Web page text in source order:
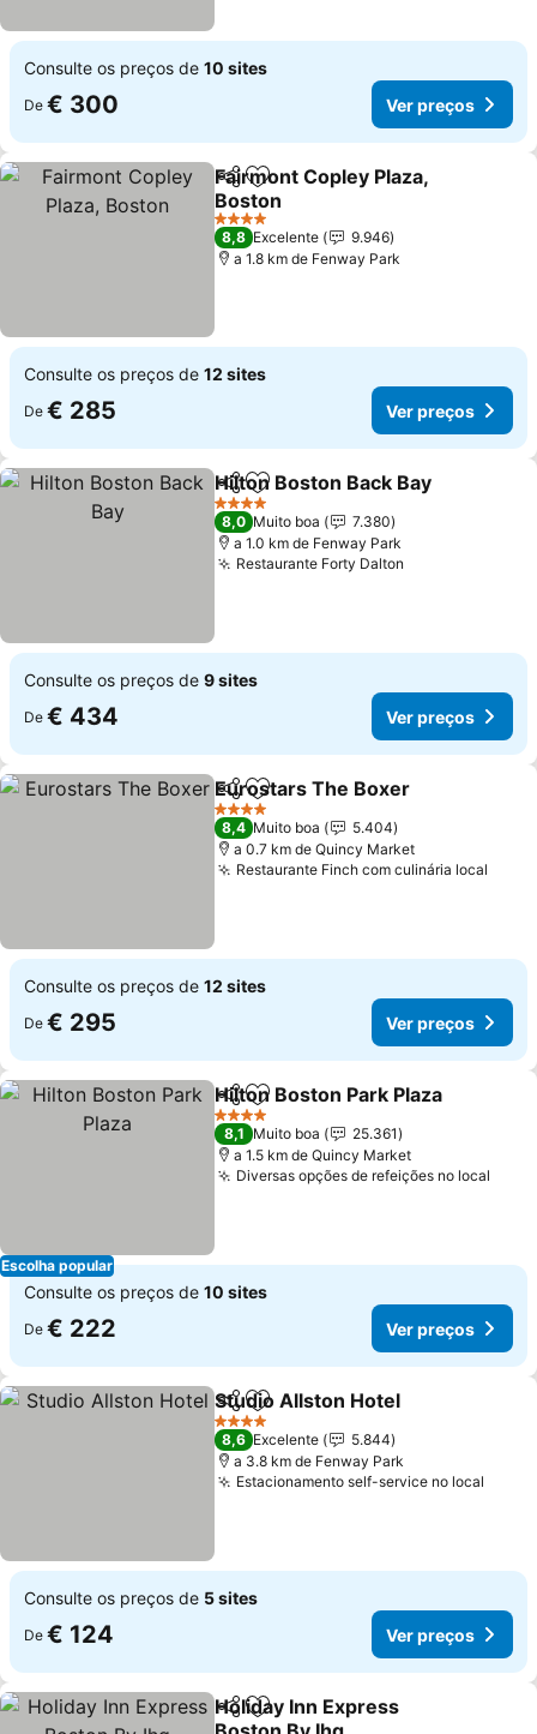
Consulte os preços de 10 sites
De € 300 Ver preços
PartilharAdicionar aos favoritos
Fairmont Copley Plaza,
Boston
Ver preços
4 Estrelas
8,8 Excelente
9.946
a 1.8 km de Fenway Park
Consulte os preços de 12 sites
De € 285 Ver preços
PartilharAdicionar aos favoritos
Hilton Boston Back Bay
4 Estrelas
8,0 Muito boa
7.380
a 1.0 km de Fenway Park
Restaurante Forty Dalton
Consulte os preços de 9 sites
De € 434 Ver preços
PartilharAdicionar aos favoritos
Eurostars The Boxer
4 Estrelas
8,4 Muito boa
5.404
a 0.7 km de Quincy Market
Restaurante Finch com culinária local
Consulte os preços de 12 sites
De € 295 Ver preços
Escolha popular
PartilharAdicionar aos favoritos
Hilton Boston Park Plaza
4 Estrelas
8,1 Muito boa
25.361
a 1.5 km de Quincy Market
Diversas opções de refeições no local
Consulte os preços de 10 sites
De € 222 Ver preços
PartilharAdicionar aos favoritos
Studio Allston Hotel
4 Estrelas
8,6 Excelente
5.844
a 3.8 km de Fenway Park
Estacionamento self-service no local
Consulte os preços de 5 sites
De € 124 Ver preços
PartilharAdicionar aos favoritos
Holiday Inn Express